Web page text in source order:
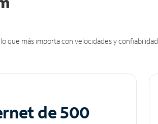
que más importa con velocidades y confiabilidad
de 500